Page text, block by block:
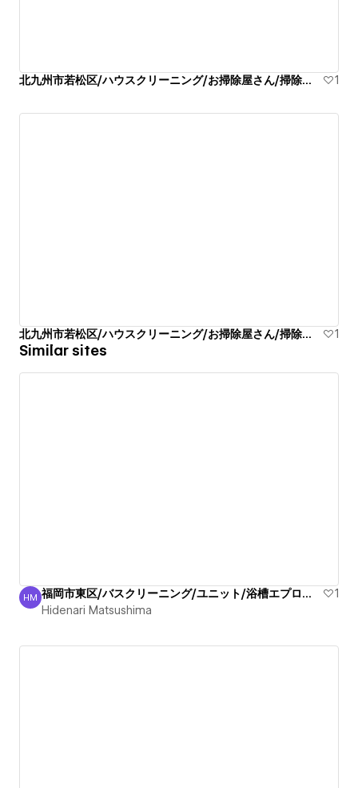
北九州市若松区/ハウスクリーニング/お掃除屋さん/掃除代行業者 1
北九州市若松区/ハウスクリーニング/お掃除屋さん/掃除代行業者 1
Similar sites
Hidenari Matsushima
HM 福岡市東区/バスクリーニング/ユニット/浴槽エプロン/清掃
1
Hidenari Matsushima